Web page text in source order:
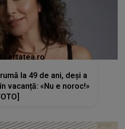
la 49 de ani, deși a
vacanță: «Nu e noroc!»